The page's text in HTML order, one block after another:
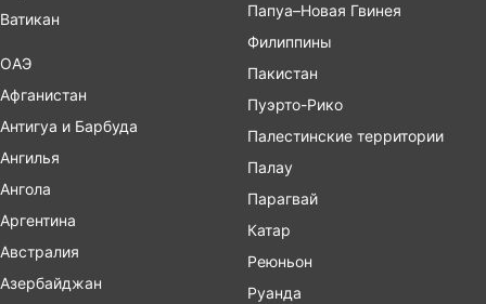
Ватикан
ОАЭ
Афганистан
Антигуа и Барбуда
Ангилья
Ангола
Аргентина
Австралия
Азербайджан
Папуа–Новая Гвинея
Филиппины
Пакистан
Пуэрто-Рико
Палестинские территории
Палау
Парагвай
Катар
Реюньон
Руанда